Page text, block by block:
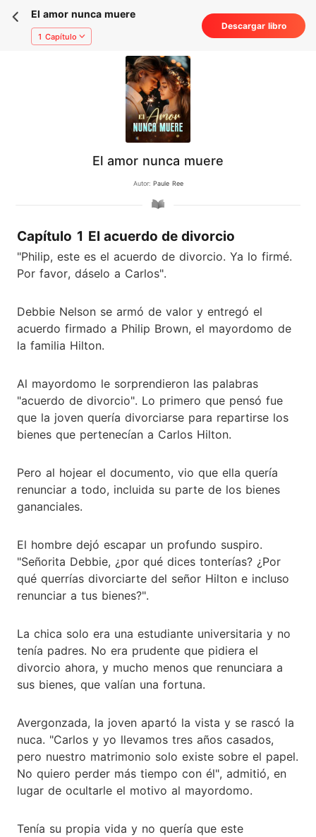
El amor nunca muere
1 Capítulo
Descargar libro
El amor nunca muere
Autor: Paule Ree
Capítulo 1 El acuerdo de divorcio
"Philip, este es el acuerdo de divorcio. Ya lo firmé.
Por favor, dáselo a Carlos".
Debbie Nelson se armó de valor y entregó el
acuerdo firmado a Philip Brown, el mayordomo de
la familia Hilton.
Al mayordomo le sorprendieron las palabras
"acuerdo de divorcio". Lo primero que pensó fue
que la joven quería divorciarse para repartirse los
bienes que pertenecían a Carlos Hilton.
Pero al hojear el documento, vio que ella quería
renunciar a todo, incluida su parte de los bienes
gananciales.
El hombre dejó escapar un profundo suspiro.
"Señorita Debbie, ¿por qué dices tonterías? ¿Por
qué querrías divorciarte del señor Hilton e incluso
renunciar a tus bienes?".
La chica solo era una estudiante universitaria y no
tenía padres. No era prudente que pidiera el
divorcio ahora, y mucho menos que renunciara a
sus bienes, que valían una fortuna.
Avergonzada, la joven apartó la vista y se rascó la
nuca. "Carlos y yo llevamos tres años casados,
pero nuestro matrimonio solo existe sobre el papel.
No quiero perder más tiempo con él", admitió, en
lugar de ocultarle el motivo al mayordomo.
Tenía su propia vida y no quería que este